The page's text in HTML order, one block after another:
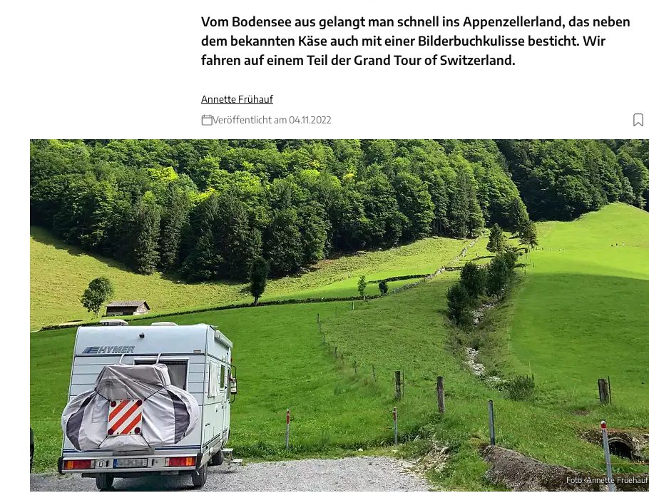
Vom Bodensee aus gelangt man schnell ins Appenzellerland, das neben
dem bekannten Käse auch mit einer Bilderbuchkulisse besticht. Wir
fahren auf einem Teil der Grand Tour of Switzerland.
Annette Frühauf
Veröffentlicht am 04.11.2022
Foto: Annette Fruehauf